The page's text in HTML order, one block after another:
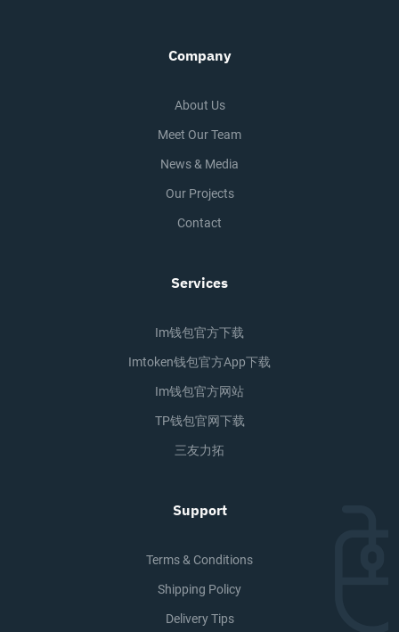
Company
About Us
Meet Our Team
News & Media
Our Projects
Contact
Services
Im钱包官方下载
Imtoken钱包官方app下载
Im钱包官方网站
TP钱包官网下载
三友力拓
Support
Terms & Conditions
Shipping Policy
Delivery Tips